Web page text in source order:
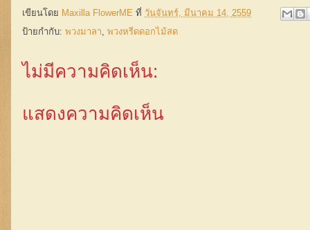
เขียนโดย Maxilla FlowerME ที่ วันจันทร์, มีนาคม 14, 2559
ป้ายกำกับ: พวงมาลา, พวงหรีดดอกไม้สด
ไม่มีความคิดเห็น:
แสดงความคิดเห็น